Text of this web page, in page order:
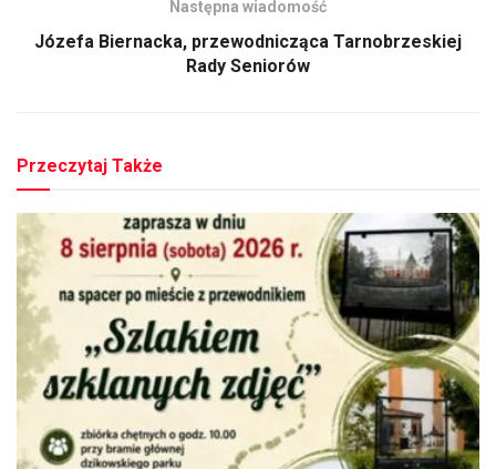
Następna wiadomość
Józefa Biernacka, przewodnicząca Tarnobrzeskiej
Rady Seniorów
Przeczytaj Także